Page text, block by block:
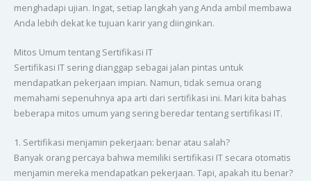
menghadapi ujian. Ingat, setiap langkah yang Anda ambil membawa
Anda lebih dekat ke tujuan karir yang diinginkan.
Mitos Umum tentang Sertifikasi IT
Sertifikasi IT sering dianggap sebagai jalan pintas untuk
mendapatkan pekerjaan impian. Namun, tidak semua orang
memahami sepenuhnya apa arti dari sertifikasi ini. Mari kita bahas
beberapa mitos umum yang sering beredar tentang sertifikasi IT.
1. Sertifikasi menjamin pekerjaan: benar atau salah?
Banyak orang percaya bahwa memiliki sertifikasi IT secara otomatis
menjamin mereka mendapatkan pekerjaan. Tapi, apakah itu benar?